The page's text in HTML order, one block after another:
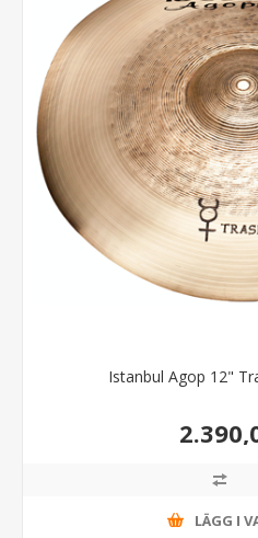
Istanbul Agop 12"
LÄGG I